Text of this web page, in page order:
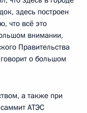
здесь построен
что всё это
внимании,
Правительства
о большом
а также при
АТЭС